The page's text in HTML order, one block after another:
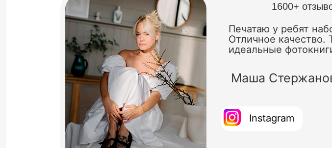
1600+
Печатаю у ребят
Отличное качество.
идеальные
Маша
Instagram